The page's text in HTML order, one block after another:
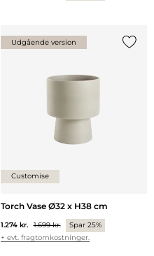
Udgående version
Customise
Torch Vase Ø32 x H38 cm
1.274 kr. 1.699 kr.
Spar 25%
+ evt. fragtomkostninger.